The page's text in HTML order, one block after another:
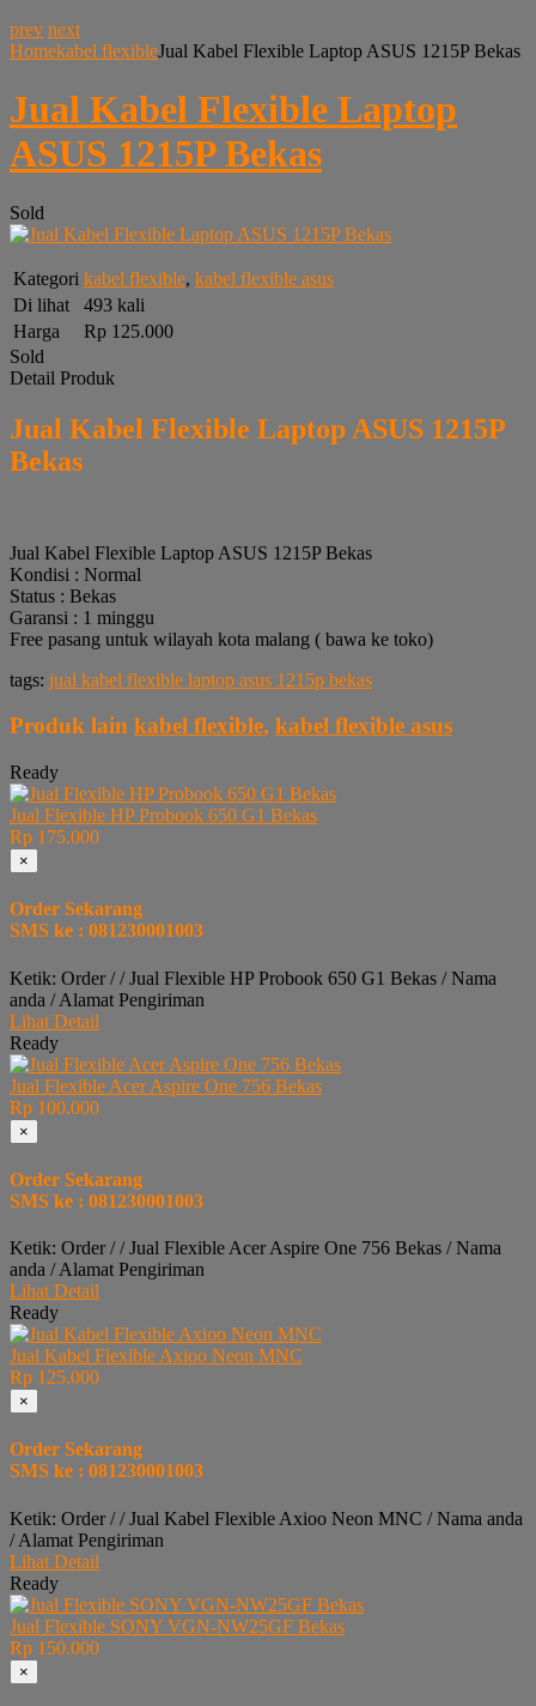
prev next
Homekabel flexibleJual Kabel Flexible Laptop ASUS 1215P Bekas
Jual Kabel Flexible Laptop
ASUS 1215P Bekas
Sold
Kategori kabel flexible, kabel flexible asus
Di lihat
493 kali
Harga
Rp 125.000
Sold
Detail Produk
Jual Kabel Flexible Laptop ASUS 1215P
Bekas
Jual Kabel Flexible Laptop ASUS 1215P Bekas
Kondisi : Normal
Status : Bekas
Garansi : 1 minggu
Free pasang untuk wilayah kota malang ( bawa ke toko)
tags: jual kabel flexible laptop asus 1215p bekas
Produk lain kabel flexible, kabel flexible asus
Ready
Jual Flexible HP Probook 650 G1 Bekas
Rp 175.000
×
Order Sekarang
SMS ke : 081230001003
Ketik: Order / / Jual Flexible HP Probook 650 G1 Bekas / Nama
anda / Alamat Pengiriman
Lihat Detail
Ready
Jual Flexible Acer Aspire One 756 Bekas
Rp 100.000
×
Order Sekarang
SMS ke : 081230001003
Ketik: Order / / Jual Flexible Acer Aspire One 756 Bekas / Nama
anda / Alamat Pengiriman
Lihat Detail
Ready
Jual Kabel Flexible Axioo Neon MNC
Rp 125.000
×
Order Sekarang
SMS ke : 081230001003
Ketik: Order / / Jual Kabel Flexible Axioo Neon MNC / Nama anda
/ Alamat Pengiriman
Lihat Detail
Ready
Jual Flexible SONY VGN-NW25GF Bekas
Rp 150.000
×